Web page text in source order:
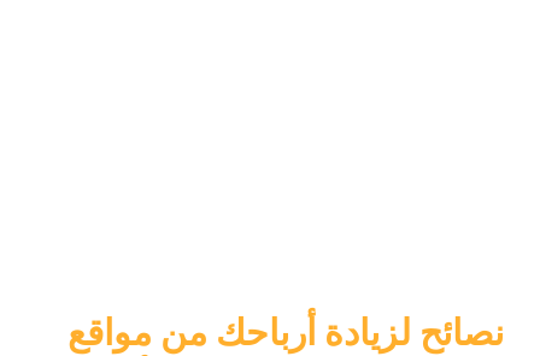
نصائح لزيادة أرباحك من مواقع